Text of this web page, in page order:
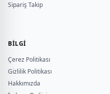
Sipariş Takip
BILGI
Çerez Politikası
Gizlilik Politikası
Hakkımızda